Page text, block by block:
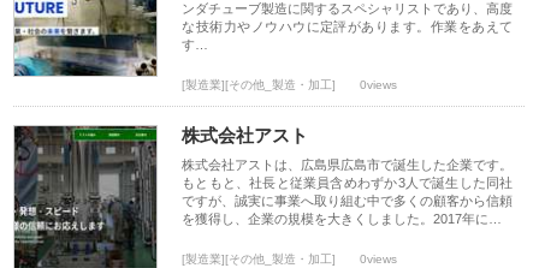
ンダチューブ製造に関するスペシャリストであり、高度
な技術力やノウハウに定評があります。作業をあえて
す…
[製造業][その他_製造・加工] 0views
株式会社アスト
株式会社アストは、広島県広島市で誕生した企業です。
もともと、社長と従業員含めわずか3人で誕生した同社
ですが、誠実に事業へ取り組む中で多くの顧客から信頼
を獲得し、企業の規模を大きくしました。2017年に…
[製造業][その他_製造・加工] 0views